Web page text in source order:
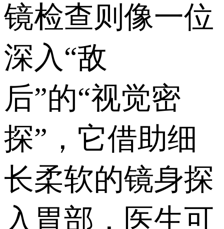
镜检查则像一位
深入“敌
后”的“视觉密
探”，它借助细
长柔软的镜身探
入胃部，医生可